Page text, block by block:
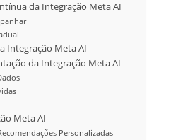
da Integração Meta AI
Integração Meta AI
da Integração Meta AI
Meta AI
Personalizadas